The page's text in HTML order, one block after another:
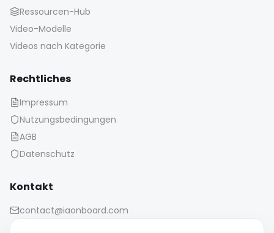
Ressourcen-Hub
Video-Modelle
Videos nach Kategorie
Rechtliches
Impressum
Nutzungsbedingungen
AGB
Datenschutz
Kontakt
contact@iaonboard.com